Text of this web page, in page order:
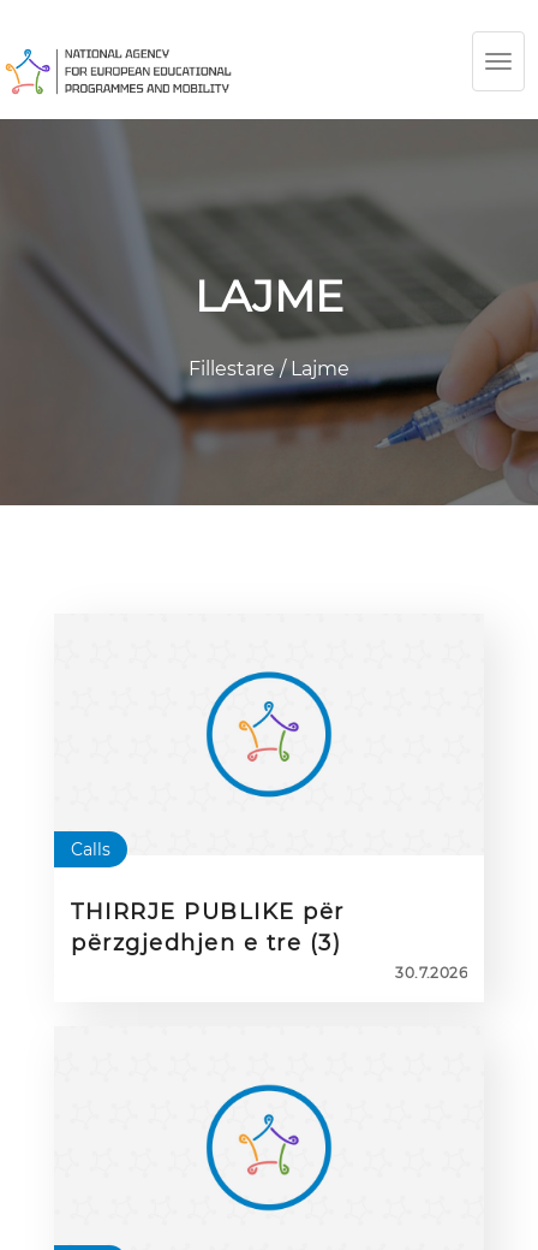
LAJME
Fillestare/Lajme
Calls
THIRRJE PUBLIKE për
përzgjedhjen e tre (3)
Ambasadorëve eTwinning për
30.7.2026